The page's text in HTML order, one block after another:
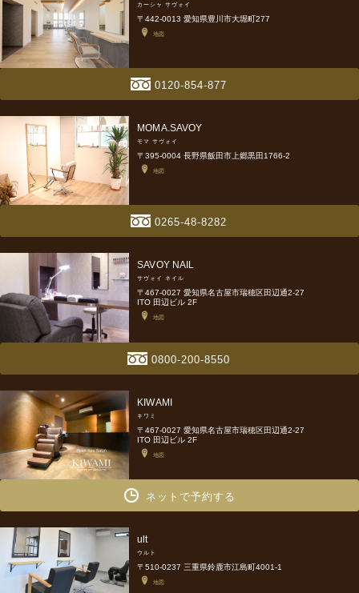
カーシャ サヴォイ
〒442-0013 愛知県豊川市大堀町277
地図
0120-854-877
MOMA.SAVOY
モマ サヴォイ
〒395-0004 長野県飯田市上郷黒田1766-2
地図
0265-48-8282
SAVOY NAIL
サヴォイ ネイル
〒467-0027 愛知県名古屋市瑞穂区田辺通2-27
ITO 田辺ビル 2F
地図
0800-200-8550
KIWAMI
キワミ
〒467-0027 愛知県名古屋市瑞穂区田辺通2-27
ITO 田辺ビル 2F
地図
ネットで予約する
ult
ウルト
〒510-0237 三重県鈴鹿市江島町4001-1
地図